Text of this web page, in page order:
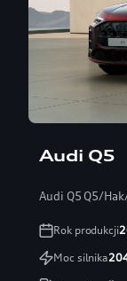
Audi Q5
Audi Q5 Q5/
Rok produkcji
Moc silnika